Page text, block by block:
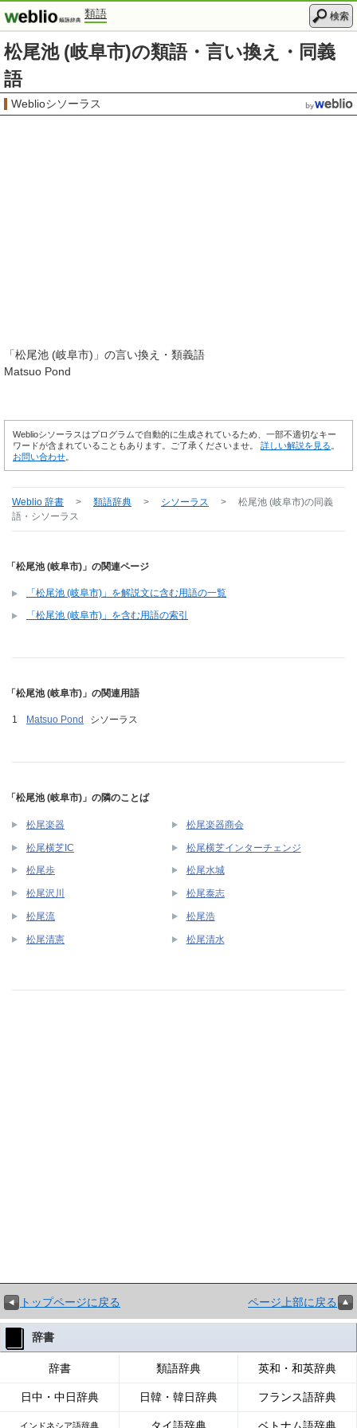
類語 検索
松尾池 (岐阜市)の類語・言い換え・同義
語
Weblioシソーラス
「松尾池 (岐阜市) 」の言い換え・類義語
Matsuo Pond
Weblioシソーラスはプログラムで自動的に生成されているため、一部不適切なキー
ワードが含まれていることもあります。ご了承くださいませ。 詳しい解説を見る
お問い合わせ
Weblio 辞書 > 類語辞典 > シソーラス > 松尾池 (岐阜市)の同義
語・シソーラス
「松尾池 (岐阜市)」の関連ページ
「松尾池 (岐阜市)」を解説文に含む用語の一覧
「松尾池 (岐阜市)」を含む用語の索引
「松尾池 (岐阜市)」の関連用語
Matsuo Pond シソーラス
「松尾池 (岐阜市)」の隣のことば
松尾楽器 松尾楽器商会
松尾横芝IC 松尾横芝インターチェンジ
松尾歩 松尾水城
松尾沢川 松尾泰志
松尾流 松尾浩
松尾清憲 松尾清水
トップページに戻る ページ上部に戻る
辞書
辞書 類語辞典 英和・和英辞典
日中・中日辞典 日韓・韓日辞典 フランス語辞典
インドネシア語辞典